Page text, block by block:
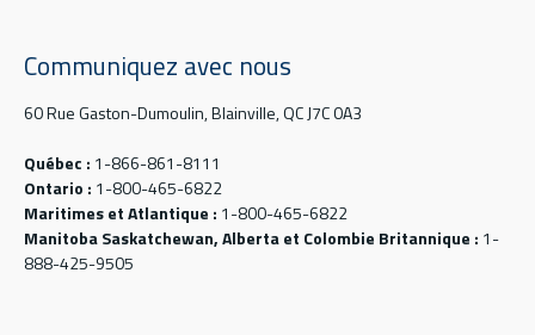
Communiquez avec nous
60 Rue Gaston-Dumoulin, Blainville, QC J7C 0A3
Québec : 1-866-861-8111
Ontario : 1-800-465-6822
Maritimes et Atlantique : 1-800-465-6822
Manitoba Saskatchewan, Alberta et Colombie Britannique : 1-
888-425-9505